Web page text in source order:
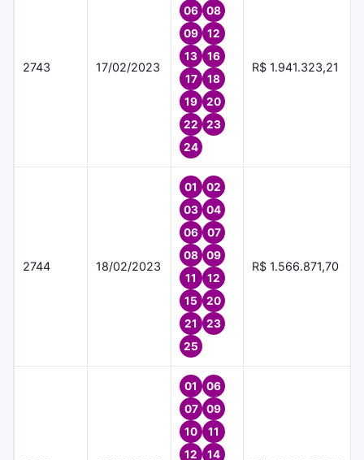
2743 17/02/2023
06
08
09
12
13
16
17
18
19
20
22
23
24
R$ 1.941.323,21
2744 18/02/2023
01
02
03
04
06
07
08
09
11
12
15
20
21
23
25
R$ 1.566.871,70
01
06
07
09
10
11
12
14